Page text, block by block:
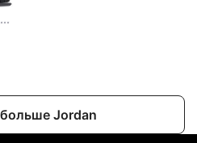
Jordan